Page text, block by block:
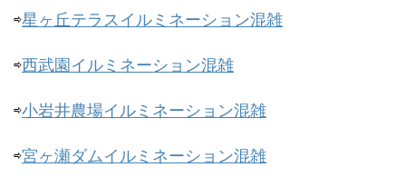
⇨星ヶ丘テラスイルミネーション混雑
⇨西武園イルミネーション混雑
⇨小岩井農場イルミネーション混雑
⇨宮ヶ瀬ダムイルミネーション混雑